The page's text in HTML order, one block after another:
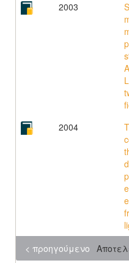
2003
2004
< προηγούμενο